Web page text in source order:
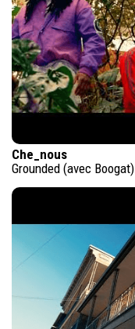
Che_nous
Grounded (avec Boogat)